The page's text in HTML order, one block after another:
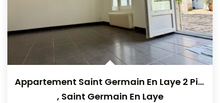
Appartement Saint Germain En Laye 2 Pièce(s) 31.77 M2
, Saint Germain En Laye